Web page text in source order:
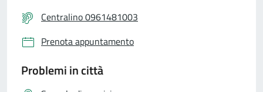
Centralino 0961481003
Prenota appuntamento
Problemi in città